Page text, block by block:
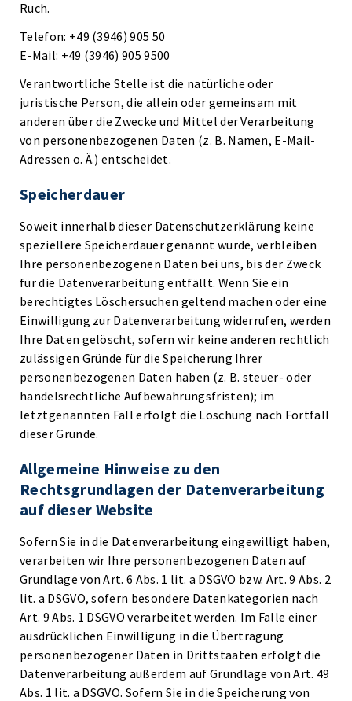
Ruch.
Telefon: +49 (3946) 905 50
E-Mail: +49 (3946) 905 9500
Verantwortliche Stelle ist die natürliche oder
juristische Person, die allein oder gemeinsam mit
anderen über die Zwecke und Mittel der Verarbeitung
von personenbezogenen Daten (z. B. Namen, E-Mail-
Adressen o. Ä.) entscheidet.
Speicherdauer
Soweit innerhalb dieser Datenschutzerklärung keine
speziellere Speicherdauer genannt wurde, verbleiben
Ihre personenbezogenen Daten bei uns, bis der Zweck
für die Datenverarbeitung entfällt. Wenn Sie ein
berechtigtes Löschersuchen geltend machen oder eine
Einwilligung zur Datenverarbeitung widerrufen, werden
Ihre Daten gelöscht, sofern wir keine anderen rechtlich
zulässigen Gründe für die Speicherung Ihrer
personenbezogenen Daten haben (z. B. steuer- oder
handelsrechtliche Aufbewahrungsfristen); im
letztgenannten Fall erfolgt die Löschung nach Fortfall
dieser Gründe.
Allgemeine Hinweise zu den
Rechtsgrundlagen der Datenverarbeitung
auf dieser Website
Sofern Sie in die Datenverarbeitung eingewilligt haben,
verarbeiten wir Ihre personenbezogenen Daten auf
Grundlage von Art. 6 Abs. 1 lit. a DSGVO bzw. Art. 9 Abs. 2
lit. a DSGVO, sofern besondere Datenkategorien nach
Art. 9 Abs. 1 DSGVO verarbeitet werden. Im Falle einer
ausdrücklichen Einwilligung in die Übertragung
personenbezogener Daten in Drittstaaten erfolgt die
Datenverarbeitung außerdem auf Grundlage von Art. 49
Abs. 1 lit. a DSGVO. Sofern Sie in die Speicherung von